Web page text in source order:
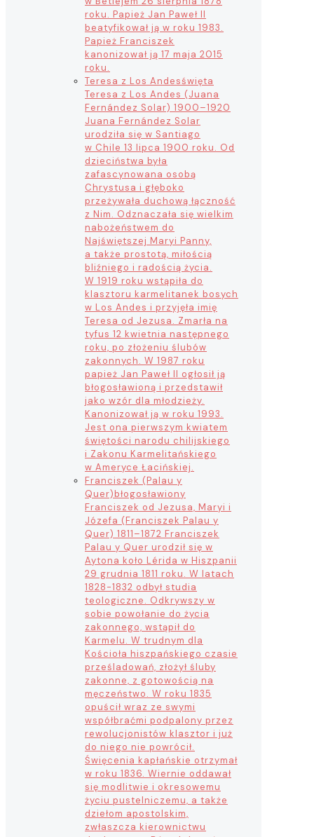
roku. Papież Jan Paweł II
beatyfikował ją w roku 1983.
Papież Franciszek
kanonizował ją 17 maja 2015
roku.
Teresa z Los Andesświęta
Teresa z Los Andes (Juana
Fernández Solar) 1900–1920
Juana Fernández Solar
urodziła się w Santiago
w Chile 13 lipca 1900 roku. Od
dzieciństwa była
zafascynowana osobą
Chrystusa i głęboko
przeżywała duchową łączność
z Nim. Odznaczała się wielkim
nabożeństwem do
Najświętszej Maryi Panny,
a także prostotą, miłością
bliźniego i radością życia.
W 1919 roku wstąpiła do
klasztoru karmelitanek bosych
w Los Andes i przyjęła imię
Teresa od Jezusa. Zmarła na
tyfus 12 kwietnia następnego
roku, po złożeniu ślubów
zakonnych. W 1987 roku
papież Jan Paweł II ogłosił ją
błogosławioną i przedstawił
jako wzór dla młodzieży.
Kanonizował ją w roku 1993.
Jest ona pierwszym kwiatem
świętości narodu chilijskiego
i Zakonu Karmelitańskiego
w Ameryce Łacińskiej.
Franciszek (Palau y
Quer)błogosławiony
Franciszek od Jezusa, Maryi i
Józefa (Franciszek Palau y
Quer) 1811–1872 Franciszek
Palau y Quer urodził się w
Aytona koło Lérida w Hiszpanii
29 grudnia 1811 roku. W latach
1828-1832 odbył studia
teologiczne. Odkrywszy w
sobie powołanie do życia
zakonnego, wstąpił do
Karmelu. W trudnym dla
Kościoła hiszpańskiego czasie
prześladowań, złożył śluby
zakonne, z gotowością na
męczeństwo. W roku 1835
opuścił wraz ze swymi
współbraćmi podpalony przez
rewolucjonistów klasztor i już
do niego nie powrócił.
Święcenia kapłańskie otrzymał
w roku 1836. Wiernie oddawał
się modlitwie i okresowemu
życiu pustelniczemu, a także
dziełom apostolskim,
zwłaszcza kierownictwu